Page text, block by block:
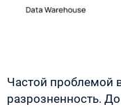
Частой проблемой
разрозненность.